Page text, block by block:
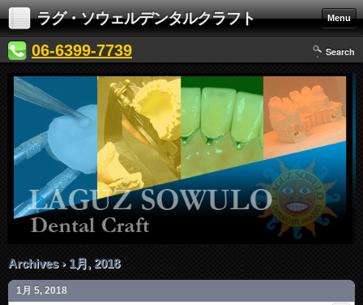
ラグ・ソウェルデンタルクラフト Menu
06-6399-7739 Search
Archives › 1月, 2018
1月 5, 2018